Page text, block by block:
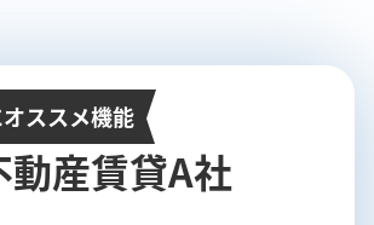
ススメ機能
動産賃貸A社